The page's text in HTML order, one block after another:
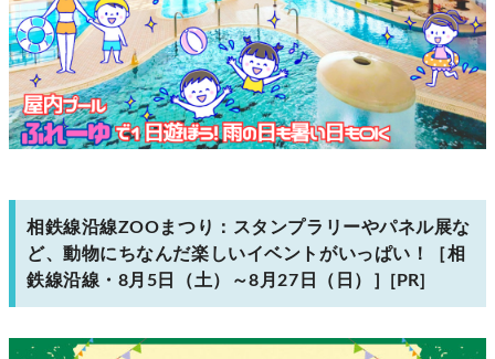
相鉄線沿線ZOOまつり：スタンプラリーやパネル展な
ど、動物にちなんだ楽しいイベントがいっぱい！［相
鉄線沿線・8月5日（土）～8月27日（日）］[PR]